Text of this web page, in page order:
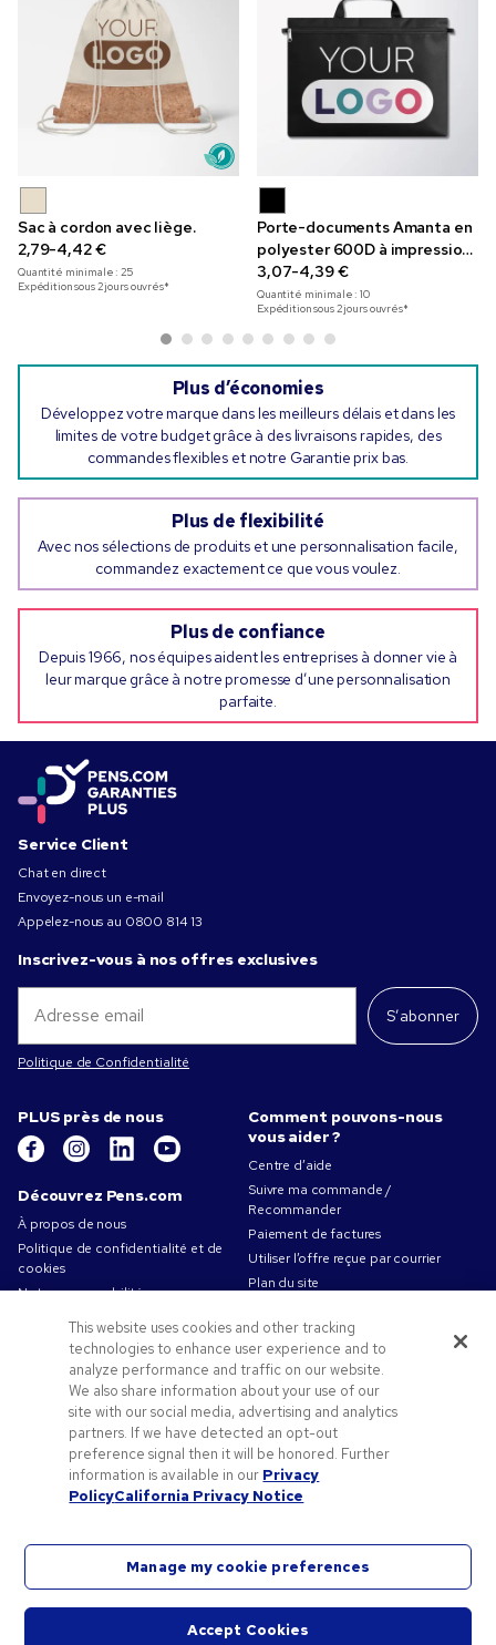
Sac à cordon avec liège.
2,79-4,42 €
Quantité minimale :25
Expédition sous 2 jours ouvrés*
Porte-documents Amanta en
polyester 600D à impression
en couleur
3,07-4,39 €
Quantité minimale :10
Expédition sous 2 jours ouvrés*
Plus d’économies
Développez votre marque dans les meilleurs délais et dans les
limites de votre budget grâce à des livraisons rapides, des
commandes flexibles et notre Garantie prix bas.
Plus de flexibilité
Avec nos sélections de produits et une personnalisation facile,
commandez exactement ce que vous voulez.
Plus de confiance
Depuis 1966, nos équipes aident les entreprises à donner vie à
leur marque grâce à notre promesse d’une personnalisation
parfaite.
Service Client
Chat en direct
Envoyez-nous un e-mail
Appelez-nous au 0800 814 13
Inscrivez-vous à nos offres exclusives
S’abonner
Politique de Confidentialité
PLUS près de nous
Découvrez Pens.com
À propos de nous
Politique de confidentialité et de
cookies
Notre responsabilité
Conditions d'utilisation
Conditions générales de vente
Travailler chez Pens.com
Offres et ressources
Objets publicitaires
Codes promo & coupons
Conseils de création
Comment pouvons-nous
vous aider ?
Centre d’aide
Suivre ma commande /
Recommander
Paiement de factures
Utiliser l’offre reçue par courrier
Plan du site
©2026 National Pen Company. Tous droits réservés. Pens.com et son logo sont des marques
déposées de National Pen Company. Toutes les autres marques appartiennent à leurs
This website uses cookies and other tracking
technologies to enhance user experience and to
analyze performance and traffic on our website.
We also share information about your use of our
site with our social media, advertising and analytics
partners. If we have detected an opt-out
preference signal then it will be honored. Further
information is available in our Privacy
PolicyCalifornia Privacy Notice
Manage my cookie preferences
Accept Cookies